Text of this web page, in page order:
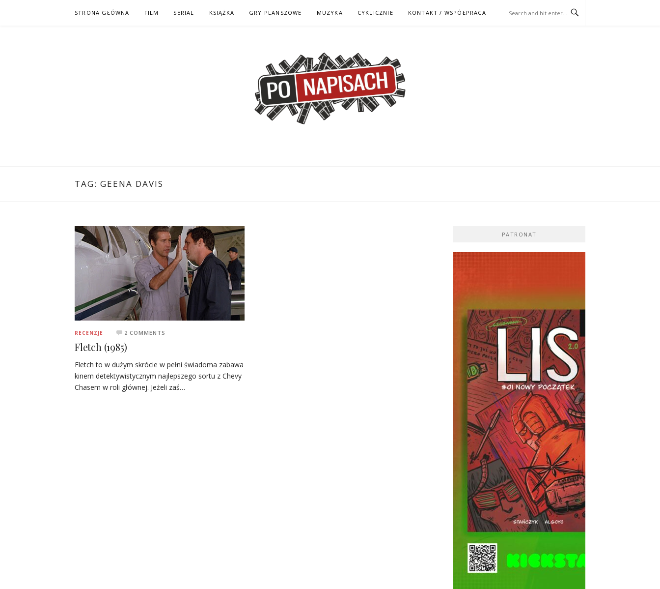
STRONA GŁÓWNA FILM SERIAL KSIĄŻKA GRY PLANSZOWE MUZYKA CYKLICZNIE KONTAKT / WSPÓŁPRACA
TAG: GEENA DAVIS
RECENZJE 2 COMMENTS
Fletch (1985)
Fletch to w dużym skrócie w pełni świadoma zabawa
kinem detektywistycznym najlepszego sortu z Chevy
Chasem w roli głównej. Jeżeli zaś…
PATRONAT